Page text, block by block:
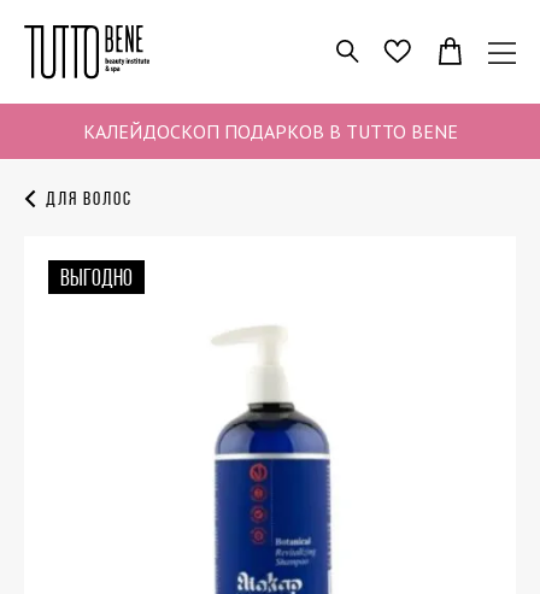
КАЛЕЙДОСКОП ПОДАРКОВ В TUTTO BENE
ПОИСК ИЗБРАННОЕ
Для волос
ВЫГОДНО